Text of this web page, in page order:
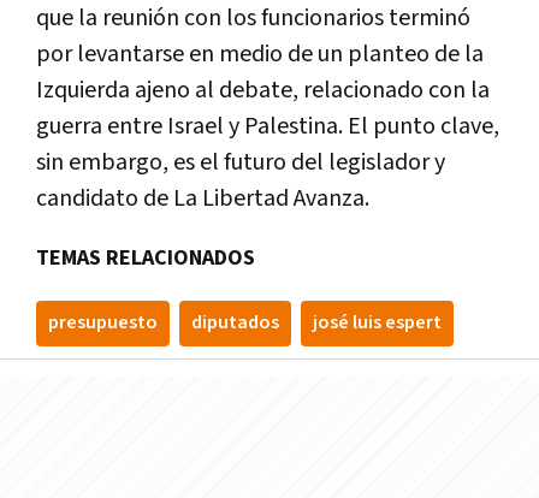
que la reunión con los funcionarios terminó
por levantarse en medio de un planteo de la
Izquierda ajeno al debate, relacionado con la
guerra entre Israel y Palestina. El punto clave,
sin embargo, es el futuro del legislador y
candidato de La Libertad Avanza.
TEMAS RELACIONADOS
presupuesto diputados josé luis espert